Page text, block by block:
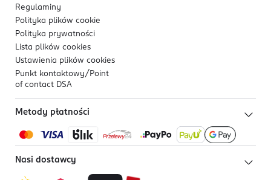
Regulaminy
Polityka plików cookie
Polityka prywatności
Lista plików cookies
Ustawienia plików cookies
Punkt kontaktowy/ Point
of contact DSA
Metody płatności
Nasi dostawcy